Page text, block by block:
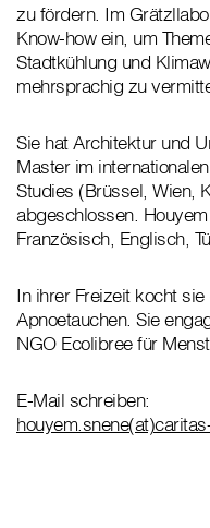
zu fördern. Im
Know-how ein, um
Stadtkühlung und
mehrsprachig zu
Sie hat Architektur und
Master im
Studies (Brüssel, Wien,
abgeschlossen.
Französisch, Englisch,
In ihrer Freizeit kocht
Apnoetauchen. Sie
NGO Ecolibree für
E-Mail schreiben: